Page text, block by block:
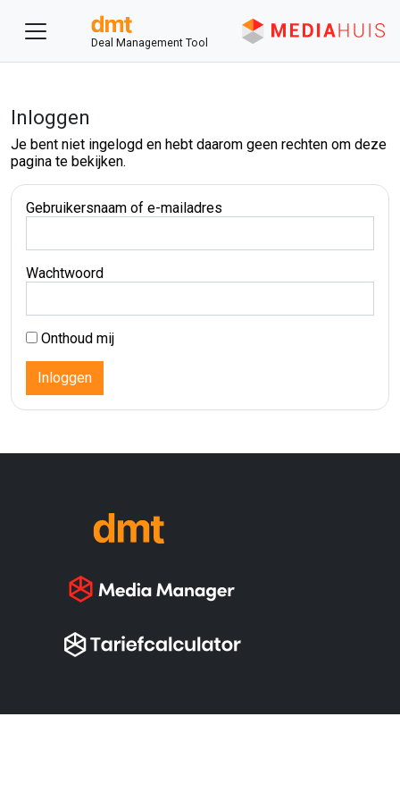
Deal Management Tool
Inloggen
Je bent niet ingelogd en hebt daarom geen rechten om deze
pagina te bekijken.
Gebruikersnaam of e-mailadres
Wachtwoord
Onthoud mij